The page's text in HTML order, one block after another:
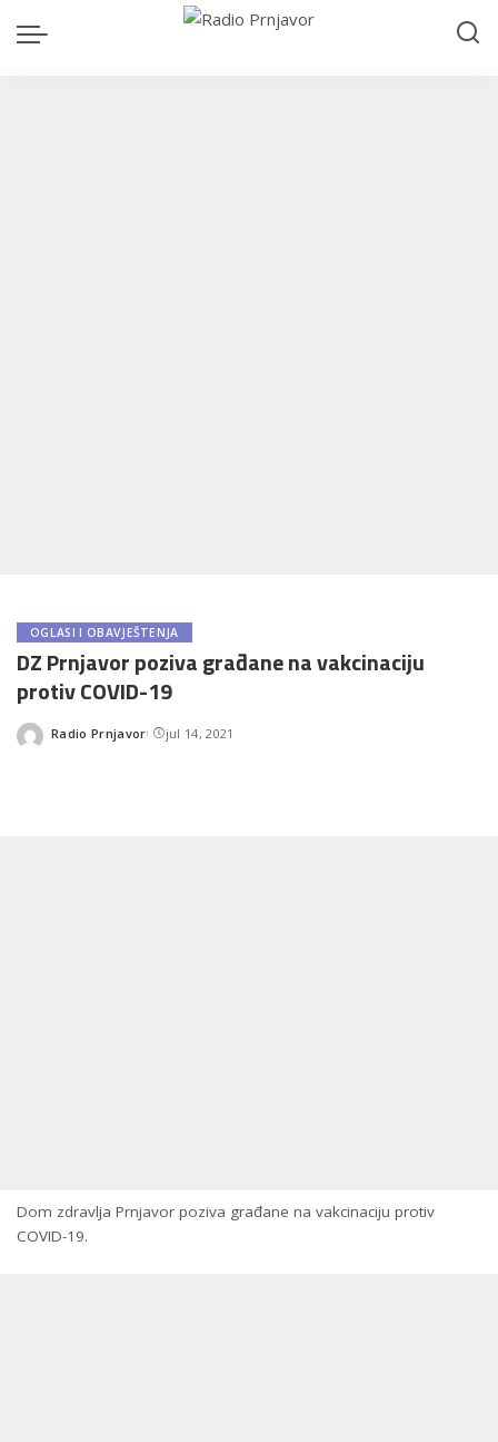
OGLASI I OBAVJEŠTENJA
DZ Prnjavor poziva građane na vakcinaciju
protiv COVID-19
Posted
Radio Prnjavor jul 14, 2021
Dom zdravlja Prnjavor poziva građane na vakcinaciju protiv
COVID-19.